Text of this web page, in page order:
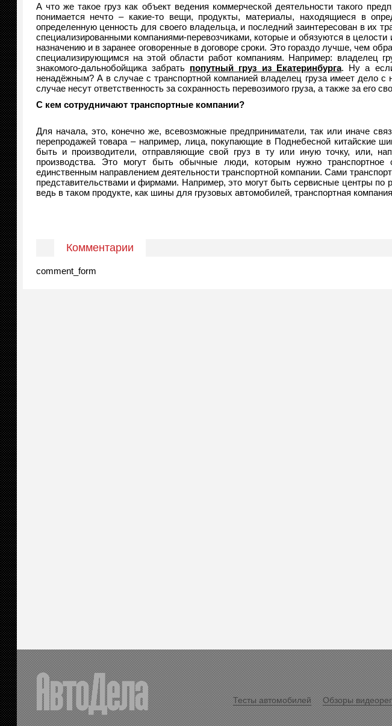
А что же такое груз как объект ведения коммерческой деятельности такого
понимается нечто – какие-то вещи, продукты, материалы, находящиеся в
определенную ценность для своего владельца, и последний заинтересован в их
специализированными компаниями-перевозчиками, которые и обязуются в целости
назначению и в заранее оговоренные в договоре сроки. Это гораздо лучше, чем
специализирующимся на этой области работ компаниям. Например: владелец
знакомого-дальнобойщика забрать попутный груз из Екатеринбурга. Ну а
ненадёжным? А в случае с транспортной компанией владелец груза имеет дело
случае несут ответственность за сохранность перевозимого груза, а также за его
С кем сотрудничают транспортные компании?
Для начала, это, конечно же, всевозможные предприниматели, так или иначе
перепродажей товара – например, лица, покупающие в Поднебесной китайские
быть и производители, отправляющие свой груз в ту или иную точку, или,
производства. Это могут быть обычные люди, которым нужно транспортное
единственным направлением деятельности транспортной компании. Сами
представительствами и фирмами. Например, это могут быть сервисные центры по
ведь в таком продукте, как шины для грузовых автомобилей, транспортная
Комментарии
comment_form
Тесты автомобилей Обзоры